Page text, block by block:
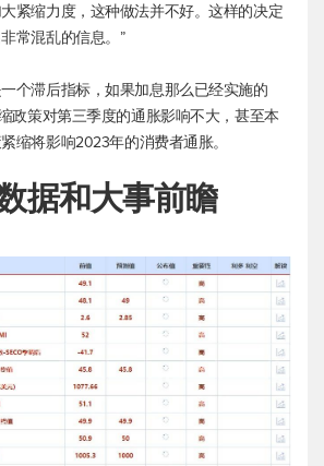
紧缩力度，这种做法并不好。这样的决定
常混乱的信息。”
个滞后指标，如果加息那么已经实施的
政策对第三季度的通胀影响不大，甚至本
缩将影响2023年的消费者通胀。
据和大事前瞻